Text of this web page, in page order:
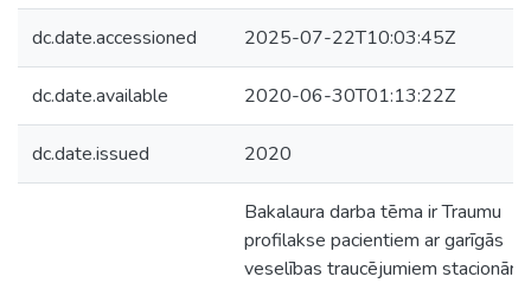
dc.date.accessioned 2025-07-22T10:03:45Z
dc.date.available 2020-06-30T01:13:22Z
dc.date.issued 2020
Bakalaura darba tēma ir Traumu
profilakse pacientiem ar garīgās
veselības traucējumiem stacionārā.